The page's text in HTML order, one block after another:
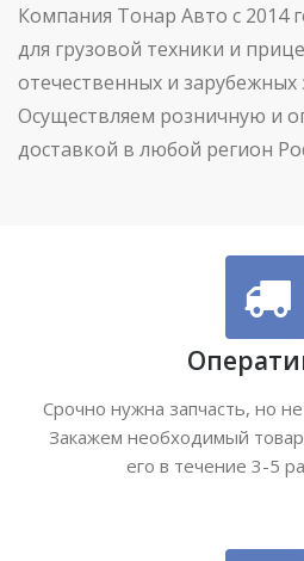
Компания Тонар Авто с 2014
для грузовой техники и
отечественных и зарубежных
Осуществляем розничную и
доставкой в любой регион
Срочно нужна запчасть, но
Закажем необходимый
его в течение 3-5